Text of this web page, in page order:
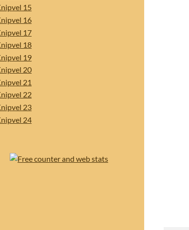
15
16
17
18
19
20
21
22
23
24